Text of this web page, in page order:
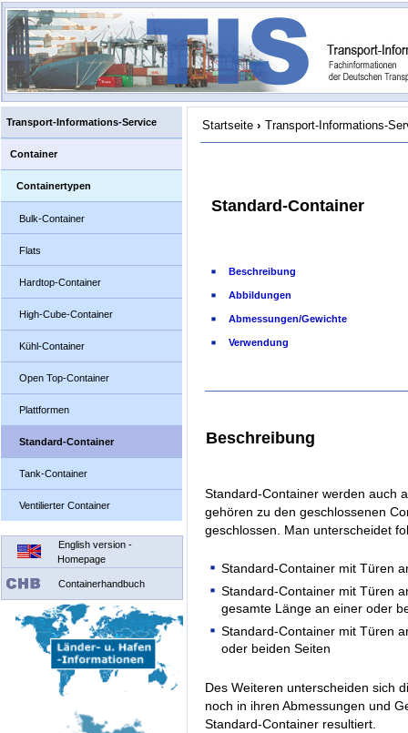
Transport-Informations-Service
Container
Containertypen
Bulk-Container
Flats
Hardtop-Container
High-Cube-Container
Kühl-Container
Open Top-Container
Plattformen
Standard-Container
Tank-Container
Ventilierter Container
English version -
Homepage
Containerhandbuch
Startseite › Transport-Informations-
Standard-Container
Beschreibung
Abbildungen
Abmessungen/Gewichte
Verwendung
Beschreibung
Standard-Container werden auch
gehören zu den geschlossenen
geschlossen. Man unterscheidet
Standard-Container mit Türen
Standard-Container mit Türen
gesamte Länge an einer oder
Standard-Container mit Türen
oder beiden Seiten
Des Weiteren unterscheiden sich
noch in ihren Abmessungen und
Standard-Container resultiert.